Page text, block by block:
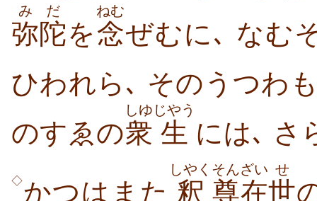
弥陀
みだ
を念
ねむ
ぜむに､ なむ
ひわれら､ そのうつわ
のすゑの衆
しゆ
生
じやう
には､ さ
◇かつはまた 釈
しやく
尊
そん
在
ざい
世
せ